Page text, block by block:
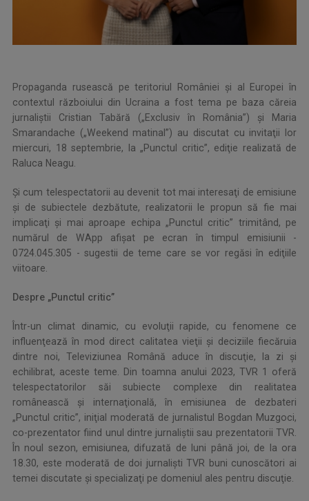
Propaganda rusească pe teritoriul României şi al Europei în
contextul războiului din Ucraina a fost tema pe baza căreia
jurnaliştii Cristian Tabără („Exclusiv în România”) şi Maria
Smarandache („Weekend matinal”) au discutat cu invitaţii lor
miercuri, 18 septembrie, la „Punctul critic”, ediţie realizată de
Raluca Neagu.
Şi cum telespectatorii au devenit tot mai interesaţi de emisiune
şi de subiectele dezbătute, realizatorii le propun să fie mai
implicaţi şi mai aproape echipa „Punctul critic” trimitând, pe
numărul de WApp afişat pe ecran în timpul emisiunii -
0724.045.305 - sugestii de teme care se vor regăsi în ediţiile
viitoare.
Despre „Punctul critic”
Într-un climat dinamic, cu evoluţii rapide, cu fenomene ce
influenţează în mod direct calitatea vieţii şi deciziile fiecăruia
dintre noi, Televiziunea Română aduce în discuţie, la zi şi
echilibrat, aceste teme. Din toamna anului 2023, TVR 1 oferă
telespectatorilor săi subiecte complexe din realitatea
românească şi internaţională, în emisiunea de dezbateri
„Punctul critic”, iniţial moderată de jurnalistul Bogdan Muzgoci,
co-prezentator fiind unul dintre jurnaliştii sau prezentatorii TVR.
În noul sezon, emisiunea, difuzată de luni până joi, de la ora
18.30, este moderată de doi jurnalişti TVR buni cunoscători ai
temei discutate şi specializaţi pe domeniul ales pentru discuţie.